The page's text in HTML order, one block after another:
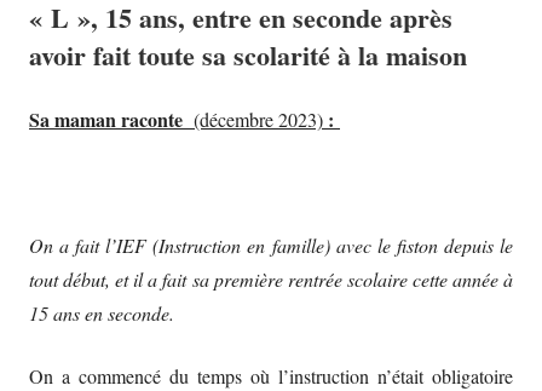
« L », 15 ans, entre en seconde après
avoir fait toute sa scolarité à la maison
Sa maman raconte (décembre 2023) :
On a fait l’IEF (Instruction en famille) avec le fiston depuis le
tout début, et il a fait sa première rentrée scolaire cette année à
15 ans en seconde.
On a commencé du temps où l’instruction n’était obligatoire